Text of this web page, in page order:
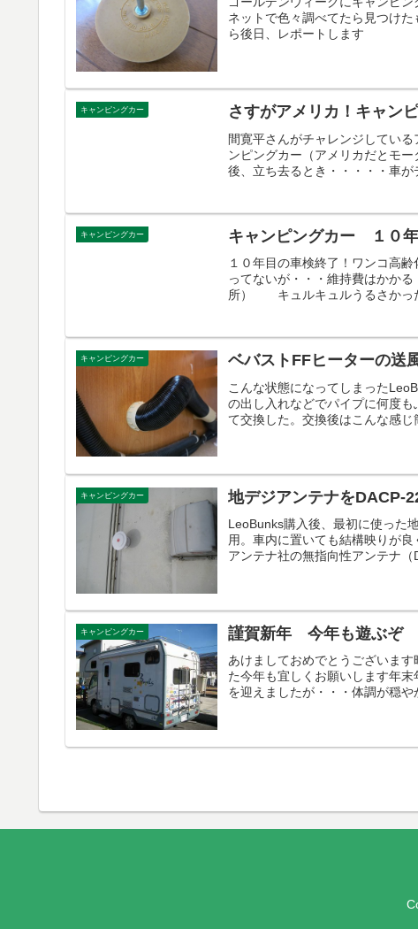
ネットで色々調べてたら見つけ
ら後日、レポートします
キャンピングカー さすがアメリカ！キャン
間寛平さんがチャレンジしてい
ンピングカー（アメリカだとモ
後、立ち去るとき・・・・・車が
キャンピングカー キャンピングカー １０
１０年目の車検終了！ワンコ高
ってないが・・・維持費はかか
所） キュルキュルうるさかった
キャンピングカー ベバストFFヒーターの送
こんな状態になってしまった
の出し入れなどでパイプに何度
て交換した。交換後はこんな感じ
キャンピングカー 地デジアンテナをDACP-
LeoBunks購入後、最初に使った
用。車内に置いても結構映りが
アンテナ社の無指向性アンテナ（
キャンピングカー 謹賀新年 今年も遊ぶぞ
あけましておめでとうございま
た今年も宜しくお願いします年
を迎えましたが・・・体調が穏や